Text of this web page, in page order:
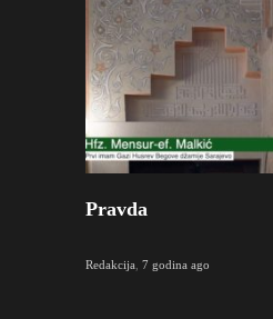
Pravda
Redakcija, 7 godina ago